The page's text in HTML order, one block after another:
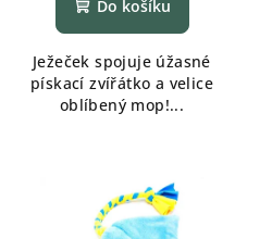
Do košíku
Ježeček spojuje úžasné
pískací zvířátko a velice
oblíbený mop!...